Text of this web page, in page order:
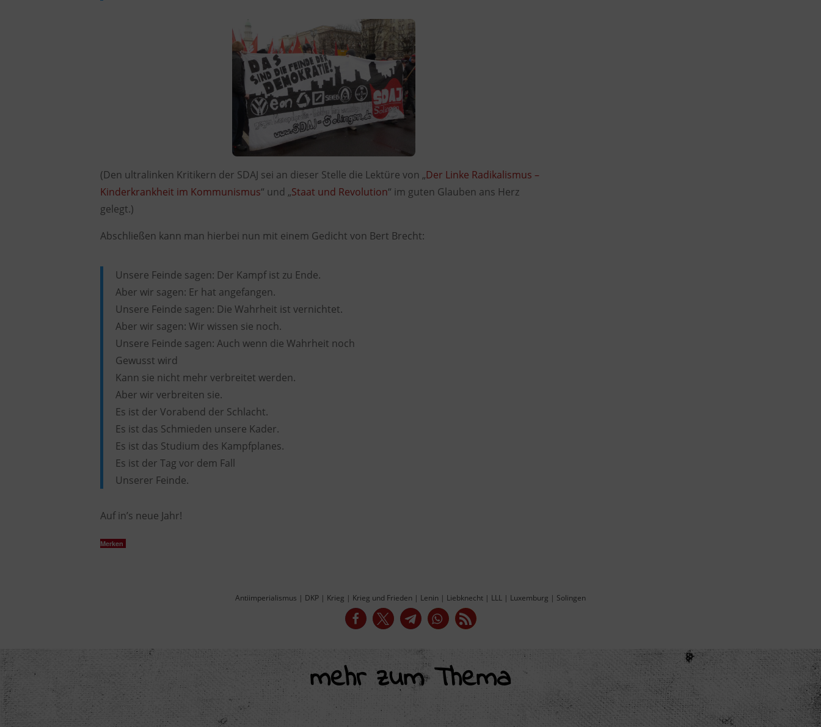
(Den ultralinken Kritikern der SDAJ sei an dieser Stelle die Lektüre von „Der Linke Radikalismus –
Kinderkrankheit im Kommunismus“ und „Staat und Revolution“ im guten Glauben ans Herz
gelegt.)
Abschließen kann man hierbei nun mit einem Gedicht von Bert Brecht:
Unsere Feinde sagen: Der Kampf ist zu Ende.
Aber wir sagen: Er hat angefangen.
Unsere Feinde sagen: Die Wahrheit ist vernichtet.
Aber wir sagen: Wir wissen sie noch.
Unsere Feinde sagen: Auch wenn die Wahrheit noch
Gewusst wird
Kann sie nicht mehr verbreitet werden.
Aber wir verbreiten sie.
Es ist der Vorabend der Schlacht.
Es ist das Schmieden unsere Kader.
Es ist das Studium des Kampfplanes.
Es ist der Tag vor dem Fall
Unserer Feinde.
Auf in’s neue Jahr!
Merken
Antiimperialismus | DKP | Krieg | Krieg und Frieden | Lenin | Liebknecht | LLL | Luxemburg | Solingen
mehr zum Thema